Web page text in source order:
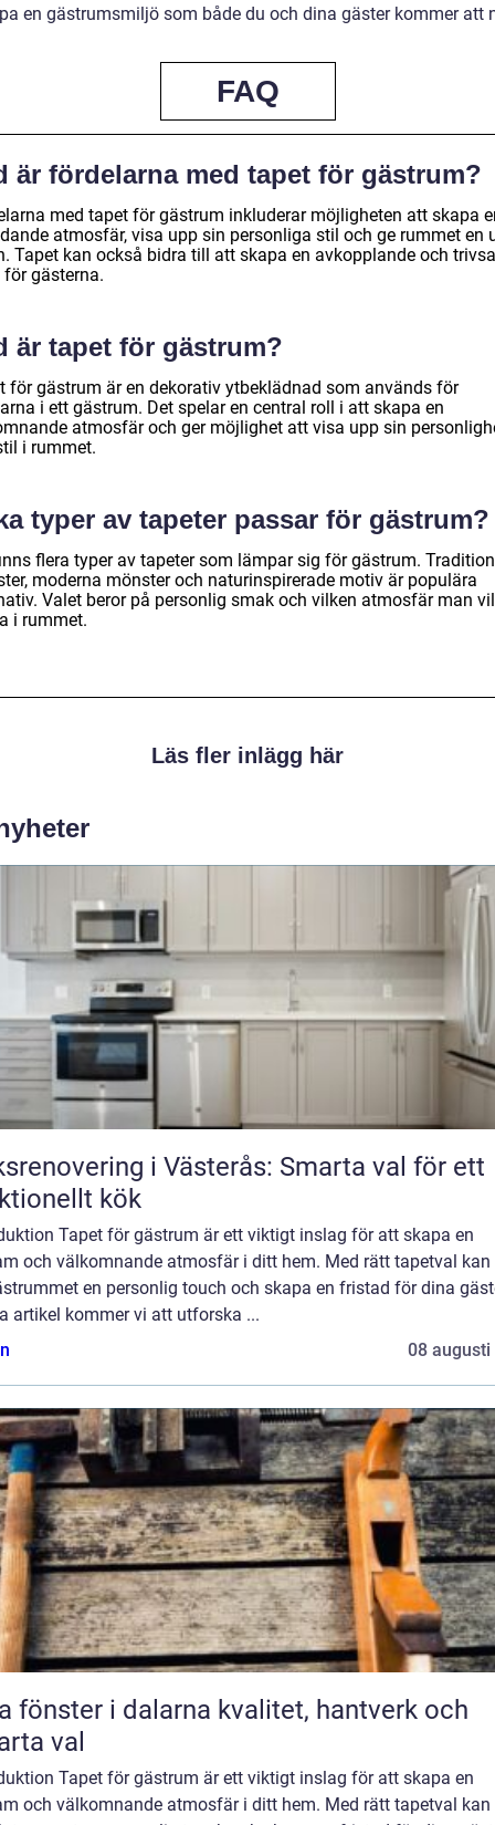
en gästrumsmiljö som både du och dina gäster kommer att
FAQ
är fördelarna med tapet för gästrum?
med tapet för gästrum inkluderar möjligheten att skapa
atmosfär, visa upp sin personliga stil och ge rummet en
Tapet kan också bidra till att skapa en avkopplande och
gästerna.
är tapet för gästrum?
för gästrum är en dekorativ ytbeklädnad som används för
i ett gästrum. Det spelar en central roll i att skapa en
atmosfär och ger möjlighet att visa upp sin
i rummet.
typer av tapeter passar för gästrum?
flera typer av tapeter som lämpar sig för gästrum.
moderna mönster och naturinspirerade motiv är populära
Valet beror på personlig smak och vilken atmosfär man
i rummet.
Läs fler inlägg här
i Västerås: Smarta val för ett
kök
Tapet för gästrum är ett viktigt inslag för att skapa en
och välkomnande atmosfär i ditt hem. Med rätt tapetval kan
en personlig touch och skapa en fristad för dina
artikel kommer vi att utforska ...
08 augusti
i dalarna kvalitet, hantverk och
val
Tapet för gästrum är ett viktigt inslag för att skapa en
och välkomnande atmosfär i ditt hem. Med rätt tapetval kan